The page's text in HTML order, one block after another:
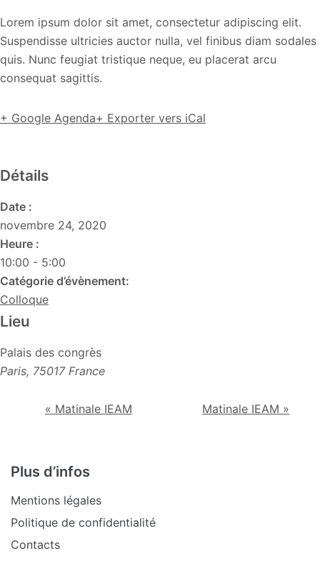
Lorem ipsum dolor sit amet, consectetur adipiscing elit.
Suspendisse ultricies auctor nulla, vel finibus diam sodales
quis. Nunc feugiat tristique neque, eu placerat arcu
consequat sagittis.
+ Google Agenda+ Exporter vers iCal
Détails
Date :
novembre 24, 2020
Heure :
10:00 - 5:00
Catégorie d’évènement:
Colloque
Lieu
Palais des congrès
Paris, 75017 France
« Matinale IEAM Matinale IEAM »
Plus d’infos
Mentions légales
Politique de confidentialité
Contacts